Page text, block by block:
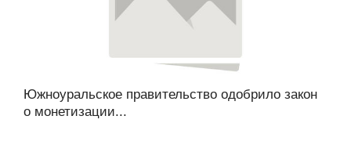
Южноуральское правительство одобрило закон
о монетизации...